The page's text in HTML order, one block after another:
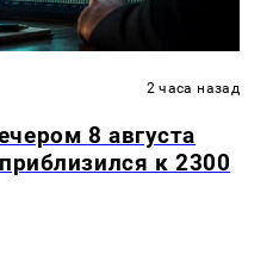
2 часа назад
8 августа
к 2300